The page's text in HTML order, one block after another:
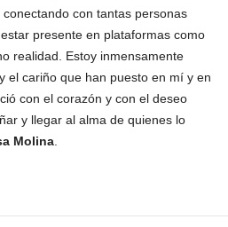
con tantas personas
presente en plataformas como
realidad. Estoy inmensamente
el cariño que han puesto en mí y en
con el corazón y con el deseo
y llegar al alma de quienes lo
Molina